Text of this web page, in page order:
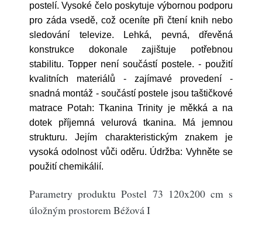
postelí. Vysoké čelo poskytuje výbornou podporu
pro záda vsedě, což oceníte při čtení knih nebo
sledování televize. Lehká, pevná, dřevěná
konstrukce dokonale zajištuje potřebnou
stabilitu. Topper není součástí postele. - použití
kvalitních materiálů - zajímavé provedení -
snadná montáž - součástí postele jsou taštičkové
matrace Potah: Tkanina Trinity je měkká a na
dotek příjemná velurová tkanina. Má jemnou
strukturu. Jejím charakteristickým znakem je
vysoká odolnost vůči oděru. Údržba: Vyhněte se
použití chemikálií.
Parametry produktu Postel 73 120x200 cm s
úložným prostorem Béžová I